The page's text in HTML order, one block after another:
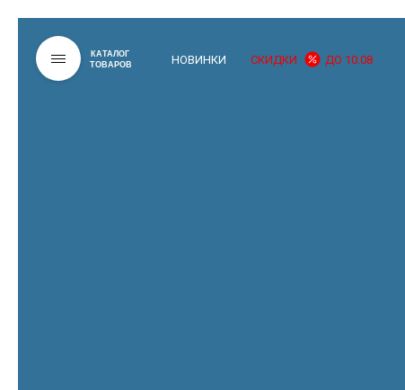
КАТАЛОГ
ТОВАРОВ
НОВИНКИ СКИДКИ ДО 10.08